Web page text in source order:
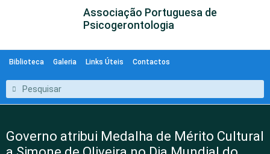
Associação Portuguesa de
Psicogerontologia
Biblioteca Galeria Links Úteis Contactos
Governo atribui Medalha de Mérito Cultural